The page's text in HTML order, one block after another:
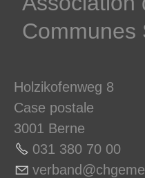
Communes
Holzikofenweg 8
Case postale
3001 Berne
031 380 70 00
v rb nd chg m